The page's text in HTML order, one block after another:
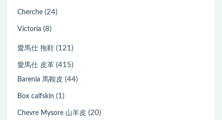
Cherche (24)
Victoria (8)
愛馬仕 拖鞋 (121)
愛馬仕 皮革 (415)
Barenia 馬鞍皮 (44)
Box calfskin (1)
Chevre Mysore 山羊皮 (20)